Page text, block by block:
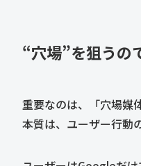
“穴場”を狙うの
重要なのは、「穴場媒
本質は、ユーザー行動